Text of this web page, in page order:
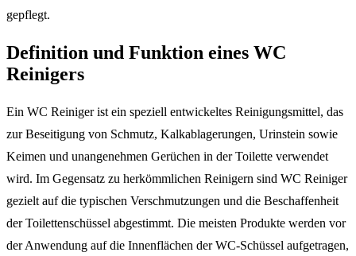
gepflegt.
Definition und Funktion eines WC
Reinigers
Ein WC Reiniger ist ein speziell entwickeltes Reinigungsmittel, das
zur Beseitigung von Schmutz, Kalkablagerungen, Urinstein sowie
Keimen und unangenehmen Gerüchen in der Toilette verwendet
wird. Im Gegensatz zu herkömmlichen Reinigern sind WC Reiniger
gezielt auf die typischen Verschmutzungen und die Beschaffenheit
der Toilettenschüssel abgestimmt. Die meisten Produkte werden vor
der Anwendung auf die Innenflächen der WC-Schüssel aufgetragen,